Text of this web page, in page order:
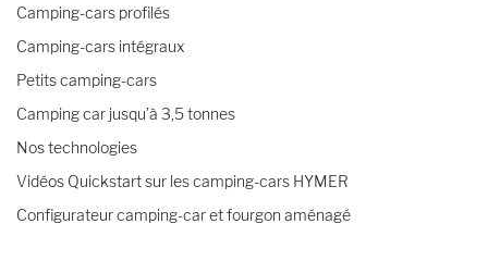
Camping-cars profilés
Camping-cars intégraux
Petits camping-cars
Camping car jusqu’à 3,5 tonnes
Nos technologies
Vidéos Quickstart sur les camping-cars HYMER
Configurateur camping-car et fourgon aménagé